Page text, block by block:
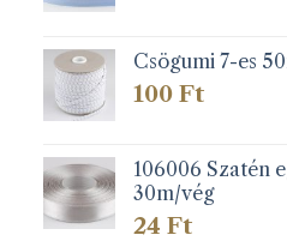
Csögumi 7-es
100 Ft
106006 Szatén
30m/vég
24 Ft